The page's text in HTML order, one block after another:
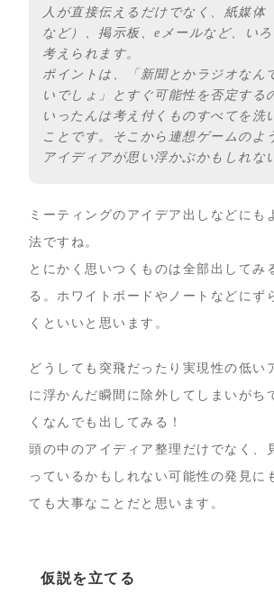
人が直接伝えるだけでなく、紙媒体
など）、掲示板、eメールなど、い
考えられます。
ポイントは、「新聞とかラジオなん
いでしょ」とすぐ可能性を否定する
いったんは考え付くものすべてを洗
ことです。そこから連想ゲームのよ
アイディアが思い浮かぶかもしれな
ミーティングのアイデア出しなどにも
法ですね。
とにかく思いつくものは全部出してみ
る。ホワイトボードやノートなどにず
くといいと思います。
どうしても突飛だったり実現性の低い
に浮かんだ瞬間に除外してしまいがち
くなんでも出してみる！
頭の中のアイディア整理だけでなく、
っているかもしれない可能性の発見に
ても大事なことだと思います。
仮説を立てる